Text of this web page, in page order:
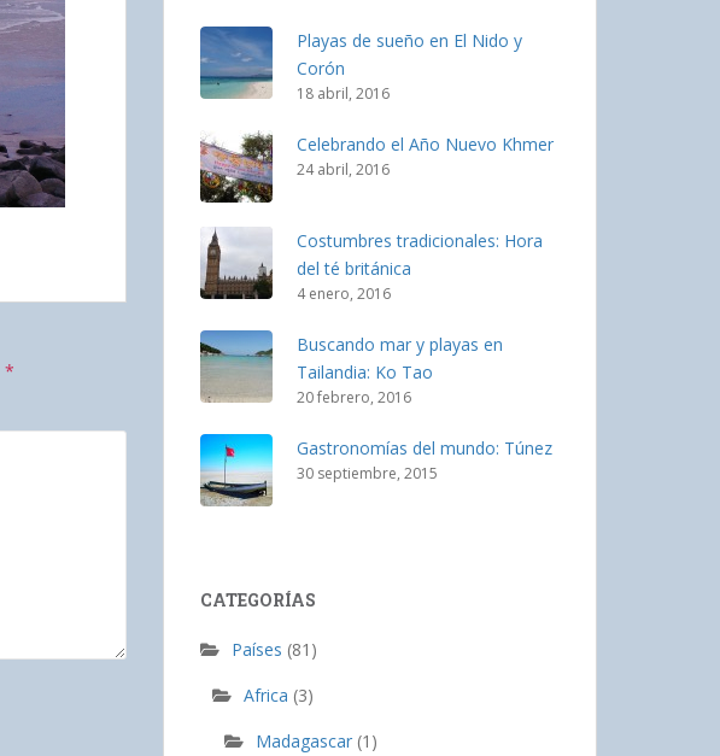
*
Playas de sueño en El Nido y
Corón
18 abril, 2016
Celebrando el Año Nuevo Khmer
24 abril, 2016
Costumbres tradicionales: Hora
del té británica
4 enero, 2016
Buscando mar y playas en
Tailandia: Ko Tao
20 febrero, 2016
Gastronomías del mundo: Túnez
30 septiembre, 2015
CATEGORÍAS
Países (81)
Africa (3)
Madagascar (1)